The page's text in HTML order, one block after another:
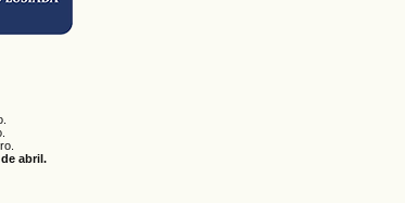
abril.